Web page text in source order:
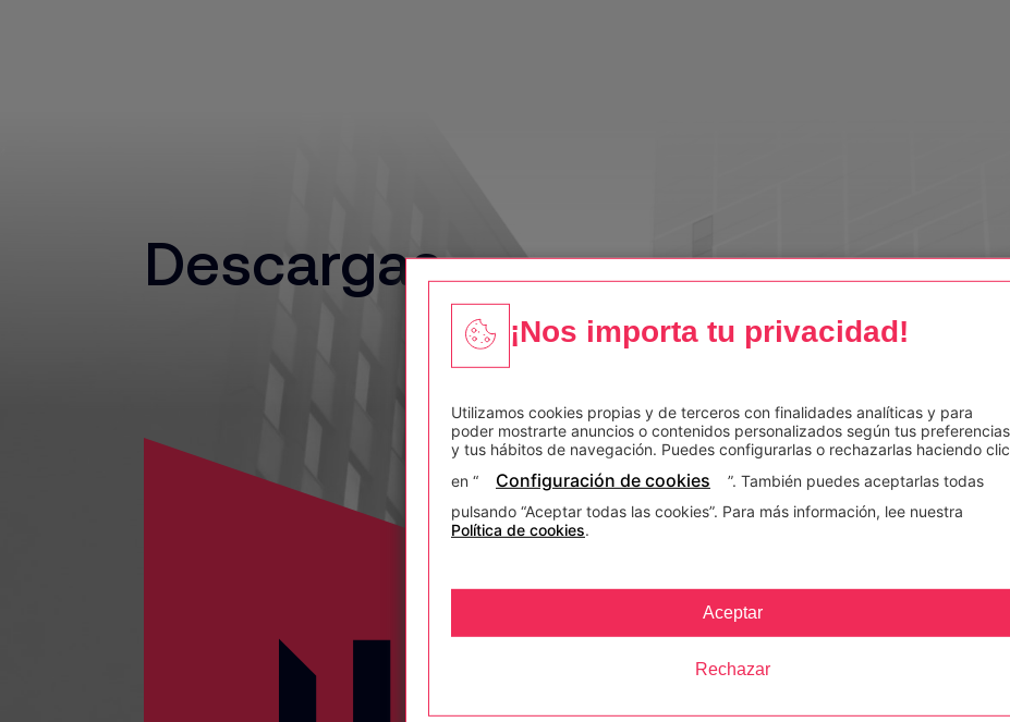
Descargas
Descárgate nuestra identidad
Especializadas, únicas, con personalidad y voz
objetivo común: mejorar e impulsar la vida de
de una formación orientada al empleo.
corporativo
¡Nos importa tu privacidad!
Utilizamos cookies propias y de terceros con finalidades analíticas y para
poder mostrarte anuncios o contenidos personalizados según tus preferencias
y tus hábitos de navegación. Puedes configurarlas o rechazarlas haciendo clic
en “
Configuración de cookies
”. También puedes aceptarlas todas
pulsando “Aceptar todas las cookies”. Para más información, lee nuestra
Política de cookies.
Aceptar
Rechazar